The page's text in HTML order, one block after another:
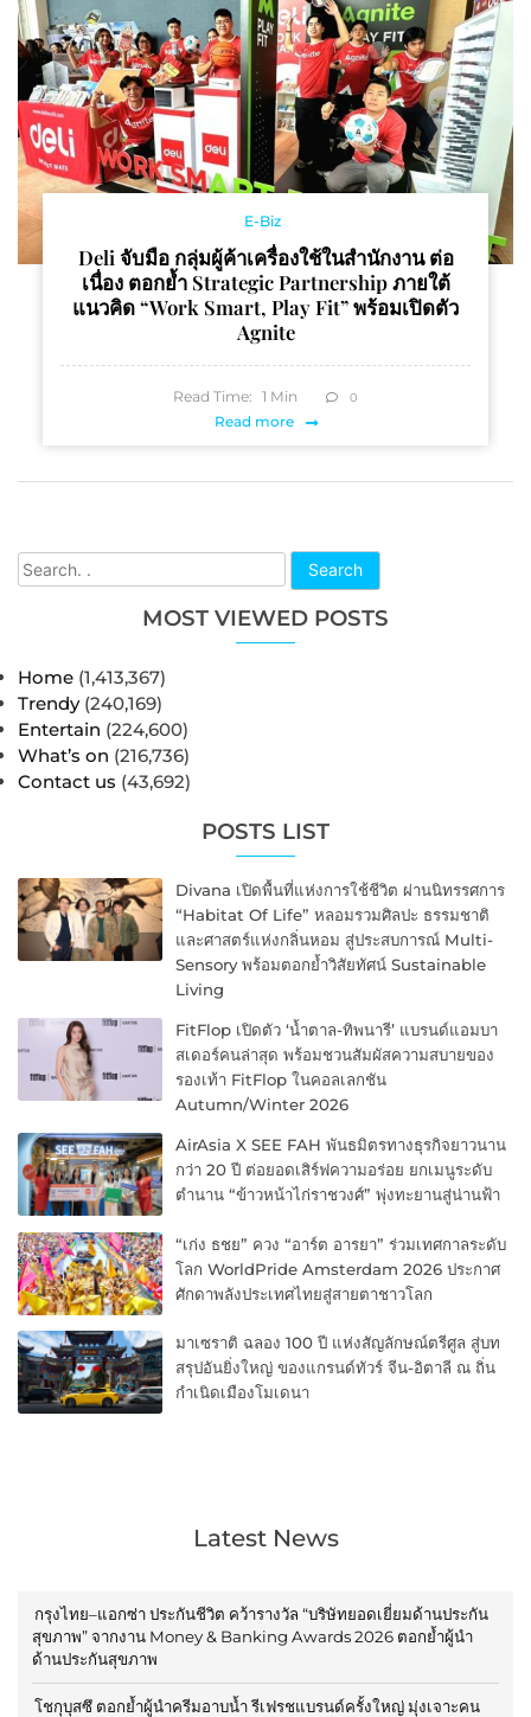
Search
MOST VIEWED POSTS
Home (1,413,367)
Trendy (240,169)
Entertain (224,600)
What’s on (216,736)
Contact us (43,692)
POSTS LIST
Divana เปิดพื้นที่แห่งการใช้ชีวิต ผ่านนิทรรศการ
“Habitat Of Life” หลอมรวมศิลปะ ธรรมชาติ
และศาสตร์แห่งกลิ่นหอม สู่ประสบการณ์ Multi-
Sensory พร้อมตอกย้ำวิสัยทัศน์ Sustainable
Living
FitFlop เปิดตัว ‘น้ำตาล-ทิพนารี’ แบรนด์แอมบา
สเดอร์คนล่าสุด พร้อมชวนสัมผัสความสบายของ
รองเท้า FitFlop ในคอลเลกชัน
Autumn/Winter 2026
AirAsia X SEE FAH พันธมิตรทางธุรกิจยาวนาน
กว่า 20 ปี ต่อยอดเสิร์ฟความอร่อย ยกเมนูระดับ
ตำนาน “ข้าวหน้าไก่ราชวงศ์” พุ่งทะยานสู่น่านฟ้า
“เก่ง ธชย” ควง “อาร์ต อารยา” ร่วมเทศกาลระดับ
โลก WorldPride Amsterdam 2026 ประกาศ
ศักดาพลังประเทศไทยสู่สายตาชาวโลก
มาเซราติ ฉลอง 100 ปี แห่งสัญลักษณ์ตรีศูล สู่บท
สรุปอันยิ่งใหญ่ ของแกรนด์ทัวร์ จีน-อิตาลี ณ ถิ่น
กำเนิดเมืองโมเดนา
Latest News
กรุงไทย–แอกซ่า ประกันชีวิต คว้ารางวัล “บริษัทยอดเยี่ยมด้านประกัน
สุขภาพ” จากงาน Money & Banking Awards 2026 ตอกย้ำผู้นำ
ด้านประกันสุขภาพ
โชกุบุสซึ ตอกย้ำผู้นำครีมอาบน้ำ รีเฟรชแบรนด์ครั้งใหญ่ มุ่งเจาะคน
E-Biz
Deli จับมือ กลุ่มผู้ค้าเครื่องใช้ในสำนักงาน ต่อ
เนื่อง ตอกย้ำ Strategic Partnership ภายใต้
แนวคิด “Work Smart, Play Fit” พร้อมเปิดตัว
Agnite
Read Time: 1 Min 0
Read more